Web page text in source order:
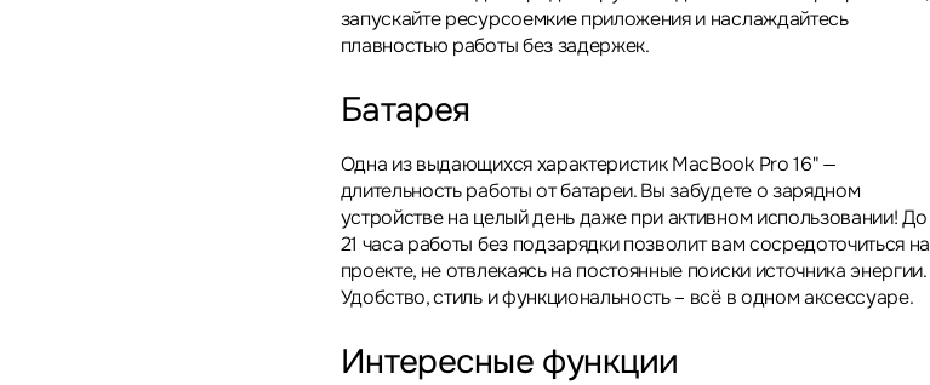
запускайте ресурсоемкие приложения и наслаждайтесь
плавностью работы без задержек.
Батарея
Одна из выдающихся характеристик MacBook Pro 16" —
длительность работы от батареи. Вы забудете о зарядном
устройстве на целый день даже при активном использовании! До
21 часа работы без подзарядки позволит вам сосредоточиться на
проекте, не отвлекаясь на постоянные поиски источника энергии.
Удобство, стиль и функциональность – всё в одном аксессуаре.
Интересные функции